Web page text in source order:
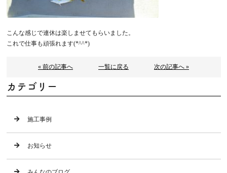
こんな感じで連休は楽しませてもらいました。
これで仕事も頑張れます(*^^*)
« 前の記事へ 一覧に戻る 次の記事へ »
カテゴリー
施工事例
お知らせ